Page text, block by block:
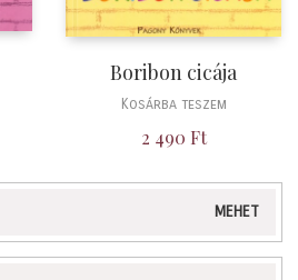
Boribon cicája
Kosárba teszem
2 490 Ft
MEHET